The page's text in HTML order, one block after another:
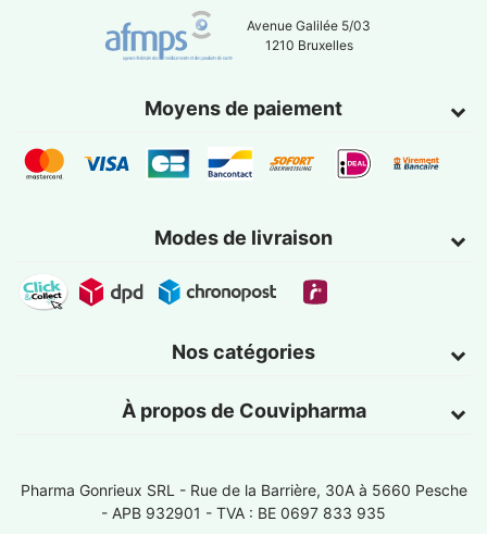
Avenue Galilée 5/03
1210 Bruxelles
Moyens de paiement
Modes de livraison
Nos catégories
À propos de Couvipharma
Pharma Gonrieux SRL - Rue de la Barrière, 30A à 5660 Pesche
- APB 932901 - TVA : BE 0697 833 935